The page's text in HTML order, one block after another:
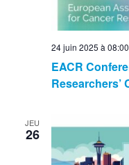
EACR
Researchers’
24 juin 2025 à 08:00
JEU
26